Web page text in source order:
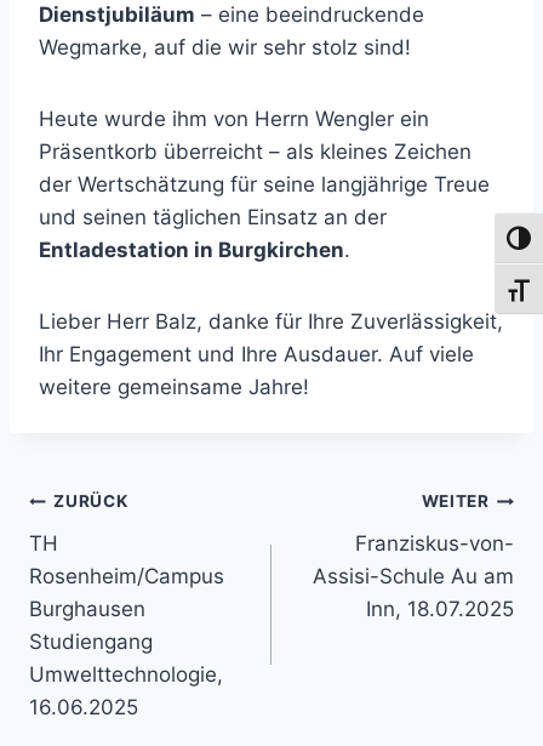
Dienstjubiläum – eine beeindruckende
Wegmarke, auf die wir sehr stolz sind!
Heute wurde ihm von Herrn Wengler ein
Präsentkorb überreicht – als kleines Zeichen
der Wertschätzung für seine langjährige Treue
und seinen täglichen Einsatz an der
Entladestation in Burgkirchen.
Lieber Herr Balz, danke für Ihre Zuverlässigkeit,
Ihr Engagement und Ihre Ausdauer. Auf viele
weitere gemeinsame Jahre!
Beitragsnavigation
ZURÜCK
TH
Rosenheim/Campus
Burghausen
Studiengang
Umwelttechnologie,
16.06.2025
WEITER
Franziskus-von-
Assisi-Schule Au am
Inn, 18.07.2025